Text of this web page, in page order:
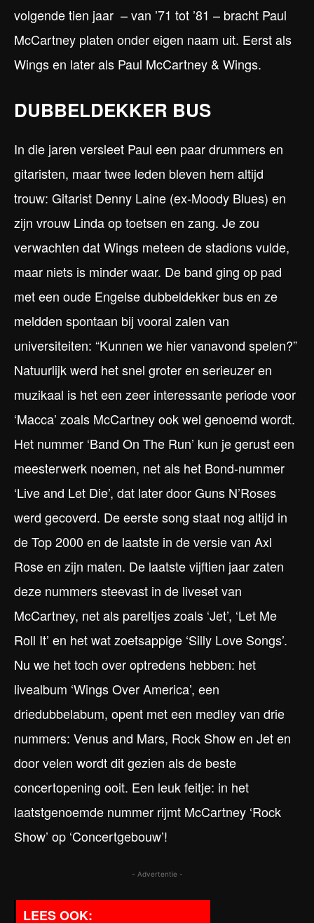
volgende tien jaar – van ’71 tot ’81 – bracht Paul
McCartney platen onder eigen naam uit. Eerst als
Wings en later als Paul McCartney & Wings.
DUBBELDEKKER BUS
In die jaren versleet Paul een paar drummers en
gitaristen, maar twee leden bleven hem altijd
trouw: Gitarist Denny Laine (ex-Moody Blues) en
zijn vrouw Linda op toetsen en zang. Je zou
verwachten dat Wings meteen de stadions vulde,
maar niets is minder waar. De band ging op pad
met een oude Engelse dubbeldekker bus en ze
meldden spontaan bij vooral zalen van
universiteiten: “Kunnen we hier vanavond spelen?”
Natuurlijk werd het snel groter en serieuzer en
muzikaal is het een zeer interessante periode voor
‘Macca’ zoals McCartney ook wel genoemd wordt.
Het nummer ‘Band On The Run’ kun je gerust een
meesterwerk noemen, net als het Bond-nummer
‘Live and Let Die’, dat later door Guns N’Roses
werd gecoverd. De eerste song staat nog altijd in
de Top 2000 en de laatste in de versie van Axl
Rose en zijn maten. De laatste vijftien jaar zaten
deze nummers steevast in de liveset van
McCartney, net als pareltjes zoals ‘Jet’, ‘Let Me
Roll It’ en het wat zoetsappige ‘Silly Love Songs’.
Nu we het toch over optredens hebben: het
livealbum ‘Wings Over America’, een
driedubbelabum, opent met een medley van drie
nummers: Venus and Mars, Rock Show en Jet en
door velen wordt dit gezien als de beste
concertopening ooit. Een leuk feitje: in het
laatstgenoemde nummer rijmt McCartney ‘Rock
Show’ op ‘Concertgebouw’!
- Advertentie -